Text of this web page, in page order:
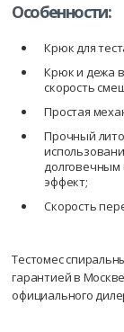
Особенности:
Крюк для
Крюк и дежа
скорость
Простая
Прочный
долговечным
эффект;
Скорость
Тестомес
гарантией в
официального